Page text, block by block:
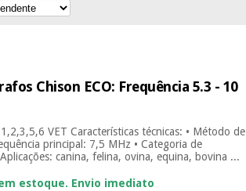
Chison ECO: Frequência 5.3 - 10
VET Características técnicas: • Método de
principal: 7,5 MHz • Categoria de
canina, felina, ovina, equina, bovina ...
estoque. Envio imediato